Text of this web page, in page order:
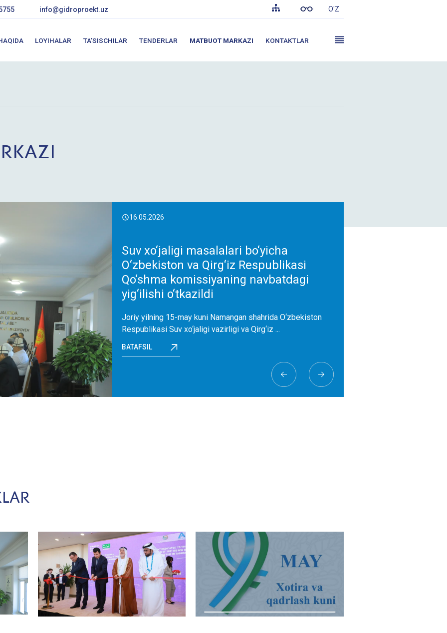
info@gidroproekt.uz O'Z
LOYIHALAR TA'SISCHILAR TENDERLAR MATBUOT MARKAZI KONTAKTLAR
16.05.2026
Suv xo‘jaligi masalalari bo‘yicha
O‘zbekiston va Qirg‘iz Respublikasi
Qo‘shma komissiyaning navbatdagi
yig‘ilishi o‘tkazildi
Joriy yilning 15-may kuni Namangan shahrida O‘zbekiston
Respublikasi Suv xo‘jaligi vazirligi va Qirg‘iz ...
BATAFSIL